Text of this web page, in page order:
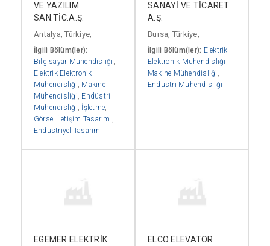
VE YAZILIM
SAN.TİC.A.Ş.
Antalya, Türkiye,
İlgili Bölüm(ler):
Bilgisayar Mühendisliği ,
Elektrik-Elektronik
Mühendisliği, Makine
Mühendisliği, Endüstri
Mühendisliği, İşletme,
Görsel İletişim Tasarımı,
Endüstriyel Tasarım
SANAYİ VE TİCARET
A.Ş.
Bursa, Türkiye,
İlgili Bölüm(ler): Elektrik-
Elektronik Mühendisliği ,
Makine Mühendisliği ,
Endüstri Mühendisliği
EGEMER ELEKTRİK
ELCO ELEVATOR